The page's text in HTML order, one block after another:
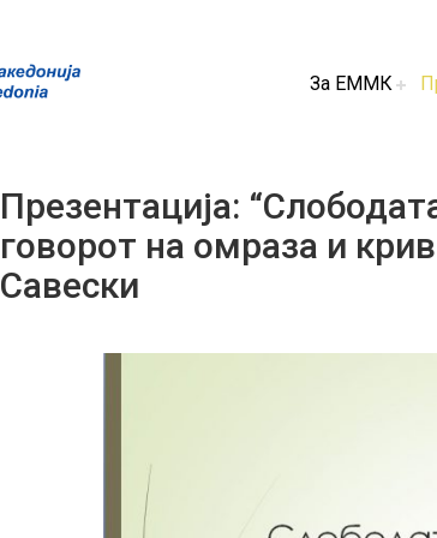
За ЕММК
Презентација:
говорот на омраза и
Савески